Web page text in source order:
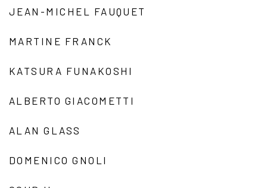
JEAN-MICHEL FAUQUET
MARTINE FRANCK
KATSURA FUNAKOSHI
ALBERTO GIACOMETTI
ALAN GLASS
DOMENICO GNOLI